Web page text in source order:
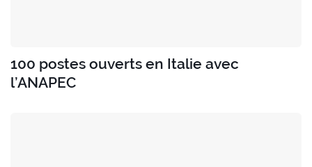
100 postes ouverts en Italie avec
l’ANAPEC